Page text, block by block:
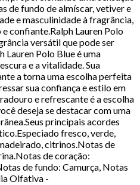
de fundo de almíscar, vetiver e
e masculinidade à fragrância,
confiante.Ralph Lauren Polo
versátil que pode ser
Lauren Polo Blue é uma
e a vitalidade. Sua
a torna uma escolha perfeita
sua confiança e estilo em
e refrescante é a escolha
deseja se destacar com uma
principais acordes
fresco, verde,
citrinos.Notas de
de coração:
de fundo: Camurça, Notas
Olfativa -